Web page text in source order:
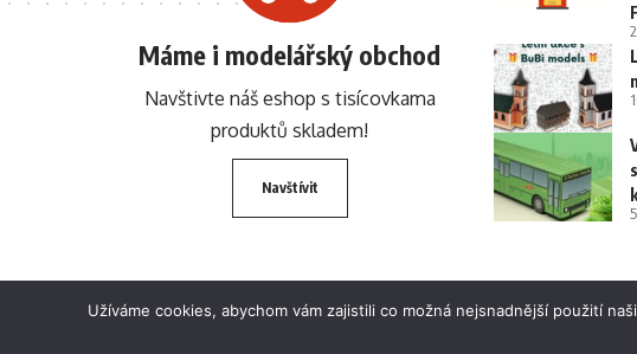
Máme i modelářský obchod
Navštivte náš eshop s tisícovkama
produktů skladem!
Navštívit
Užíváme cookies, abychom vám zajistili co možná nejsnadnější použití